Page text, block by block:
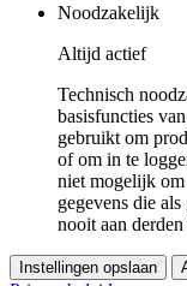
Noodzakelijk
Altijd actief
Technisch
basisfuncties
gebruikt om
of om in te
niet mogelijk om
gegevens die
nooit aan
Instellingen opslaan